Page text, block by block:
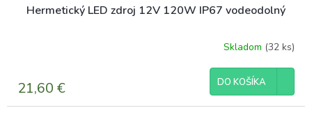
Hermetický LED zdroj 12V 120W IP67 vodeodolný
Skladom (32 ks)
21,60 € DO KOŠÍKA